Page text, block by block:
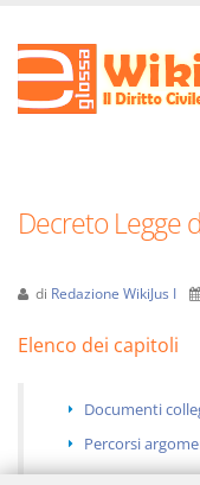
Decreto Legge
di Redazione WikiJus I
Elenco dei capitoli
Documenti
Percorsi